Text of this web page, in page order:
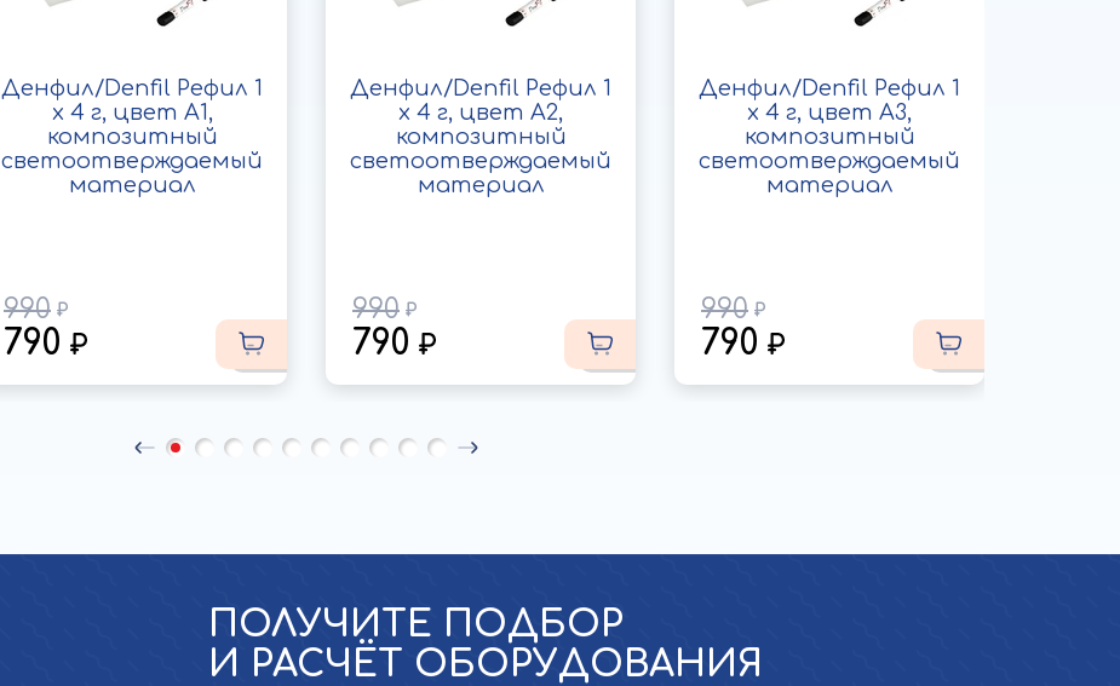
Денфил/Denfil Рефил 1
x 4 г, цвет A1,
композитный
светоотверждаемый
материал
990
790
Денфил/Denfil Рефил 1
x 4 г, цвет A2,
композитный
светоотверждаемый
материал
990
790
Денфил/Denfil Рефил 1
x 4 г, цвет A3,
композитный
светоотверждаемый
материал
990
790
ПОЛУЧИТЕ ПОДБОР
И РАСЧЁТ ОБОРУДОВАНИЯ